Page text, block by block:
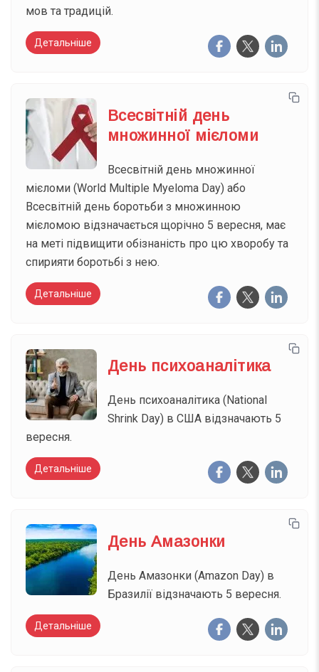
мов та традицій.
Детальніше
Всесвітній день
множинної мієломи
Всесвітній день множинної
мієломи (World Multiple Myeloma Day) або
Всесвітній день боротьби з множинною
мієломою відзначається щорічно 5 вересня, має
на меті підвищити обізнаність про цю хворобу та
спирияти боротьбі з нею.
Детальніше
День психоаналітика
День психоаналітика (National
Shrink Day) в США відзначають 5
вересня.
Детальніше
День Амазонки
День Амазонки (Amazon Day) в
Бразилії відзначають 5 вересня.
Детальніше